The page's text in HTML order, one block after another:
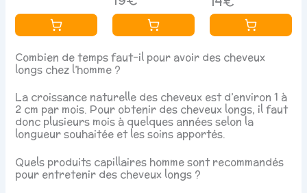
Délicate Sans
Parfum pour
Maison,
Coiffure pour
Cheveux
Naturels
Cheveux
Cheveux -
Stimule la
Pousse* –
Densité
Capillaire –
Femmes -
Shampooing
Sans Sulfates +
Sérum
Barbe, Soin
Colorant
Permanent à
Naturelle des
Femme, 200ml
Combien de temps faut-il pour avoir des cheveux
longs chez l’homme ?
La croissance naturelle des cheveux est d’environ 1 à
2 cm par mois. Pour obtenir des cheveux longs, il faut
donc plusieurs mois à quelques années selon la
longueur souhaitée et les soins apportés.
Quels produits capillaires homme sont recommandés
pour entretenir des cheveux longs ?